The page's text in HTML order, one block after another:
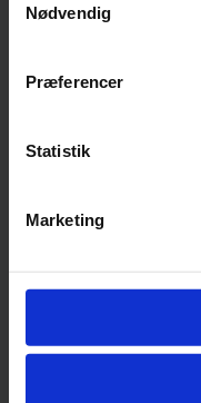
Nødvendig
Præferencer
Statistik
Marketing
Linjefag